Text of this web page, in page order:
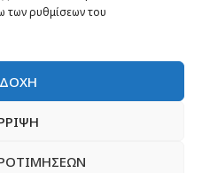
των ρυθμίσεων του